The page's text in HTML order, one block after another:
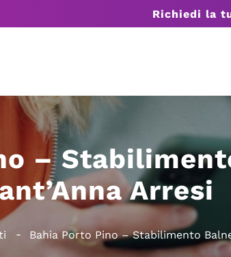
Richiedi la
–
Arresi
Bahia Porto Pino – Stabilimento